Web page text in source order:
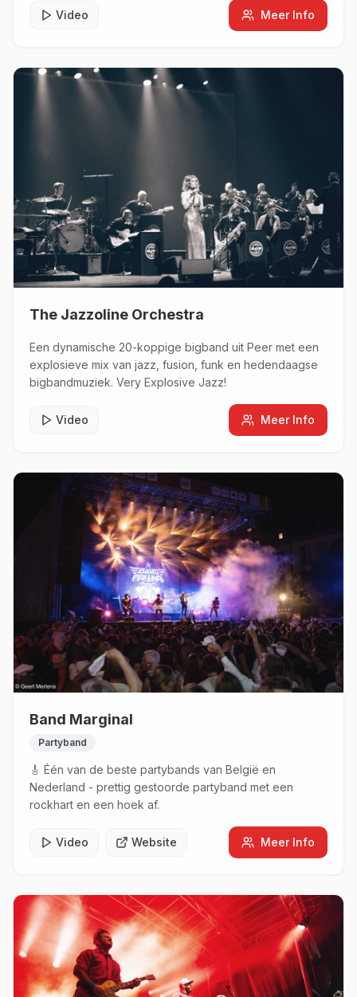
Video
Meer Info
The Jazzoline Orchestra
Een dynamische 20-koppige bigband uit Peer met een
explosieve mix van jazz, fusion, funk en hedendaagse
bigbandmuziek. Very Explosive Jazz!
Video Meer Info
Band Marginal
Partyband
🎸 Één van de beste partybands van België en
Nederland - prettig gestoorde partyband met een
rockhart en een hoek af.
Video Website Meer Info